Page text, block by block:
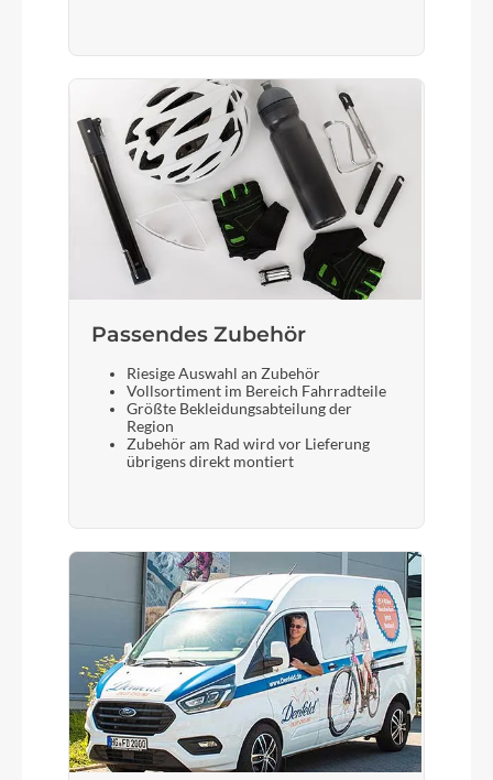
Passendes Zubehör
Riesige Auswahl an Zubehör
Vollsortiment im Bereich Fahrradteile
Größte Bekleidungsabteilung der
Region
Zubehör am Rad wird vor Lieferung
übrigens direkt montiert